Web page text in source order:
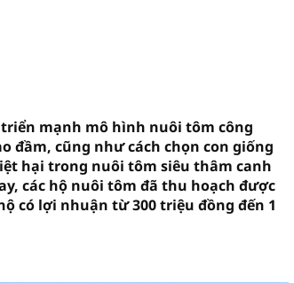
mạnh mô hình nuôi tôm công
đầm, cũng như cách chọn con giống
hại trong nuôi tôm siêu thâm canh
các hộ nuôi tôm đã thu hoạch được
có lợi nhuận từ 300 triệu đồng đến 1